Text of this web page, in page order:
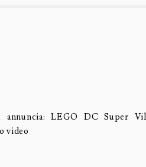
annuncia: LEGO DC Super
video